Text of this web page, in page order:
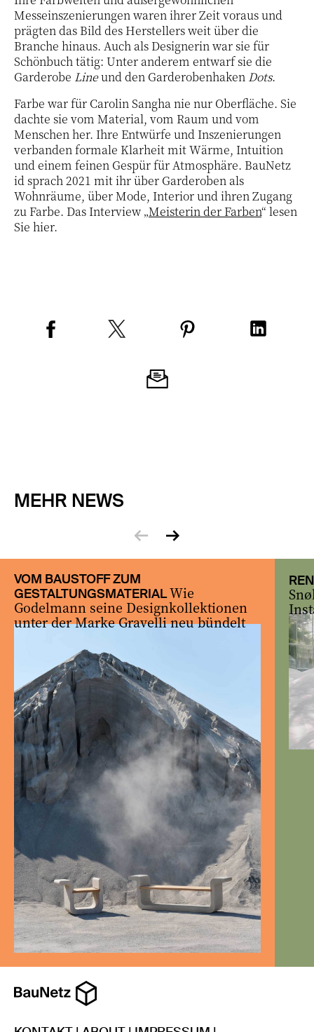
Messeinszenierungen waren ihrer Zeit voraus und
prägten das Bild des Herstellers weit über die
Branche hinaus. Auch als Designerin war sie für
Schönbuch tätig: Unter anderem entwarf sie die
Garderobe Lineund den Garderobenhaken Dots.
Farbe war für Carolin Sangha nie nur Oberfläche. Sie
dachte sie vom Material, vom Raum und vom
Menschen her. Ihre Entwürfe und Inszenierungen
verbanden formale Klarheit mit Wärme, Intuition
und einem feinen Gespür für Atmosphäre. BauNetz
id sprach 2021 mit ihr über Garderoben als
Wohnräume, über Mode, Interior und ihren Zugang
zu Farbe. Das Interview „Meisterin der Farben“ lesen
Sie hier.
MEHR NEWS
zurück
vor
VOM BAUSTOFF ZUM
GESTALTUNGSMATERIALWie
Godelmann seine Designkollektionen
unter der Marke Gravelli neu bündelt